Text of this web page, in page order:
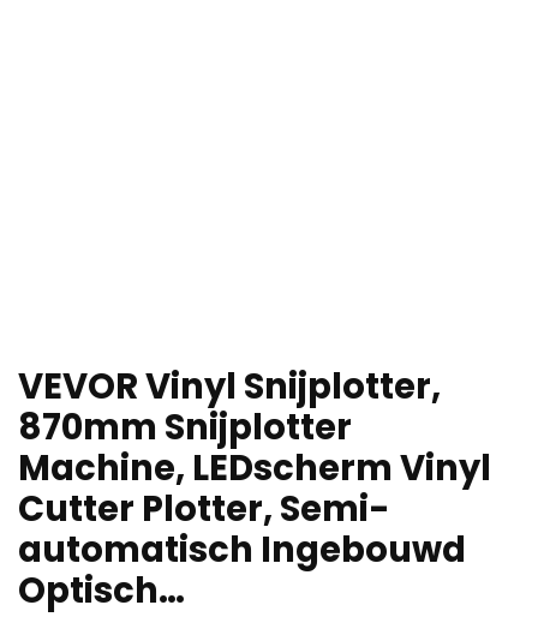
VEVOR Vinyl Snijplotter,
870mm Snijplotter
Machine, LEDscherm Vinyl
Cutter Plotter, Semi-
automatisch Ingebouwd
Optisch…